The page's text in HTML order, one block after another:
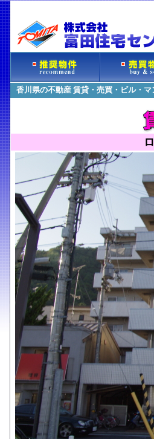
香川県の不動産 賃貸・売買・ビル・